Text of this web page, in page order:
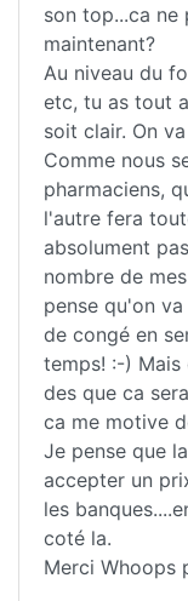
son top...ca ne
maintenant?
Au niveau du
etc, tu as tout
soit clair. On
Comme nous
pharmaciens,
l'autre fera
absolument
nombre de
pense qu'on
de congé en
temps! :-)
des que ca
ca me motive
Je pense que
accepter un
les
coté la.
Merci Whoops